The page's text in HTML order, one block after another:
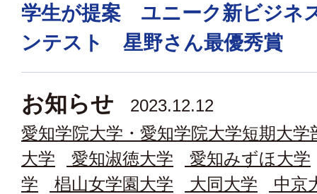
学生が提案 ユニーク新ビジネ
ンテスト 星野さん最優秀賞
お知らせ
2023.12.12
愛知学院大学・愛知学院大学短期大学
大学
愛知淑徳大学
愛知みずほ大学
学
椙山女学園大学 大同大学
中京